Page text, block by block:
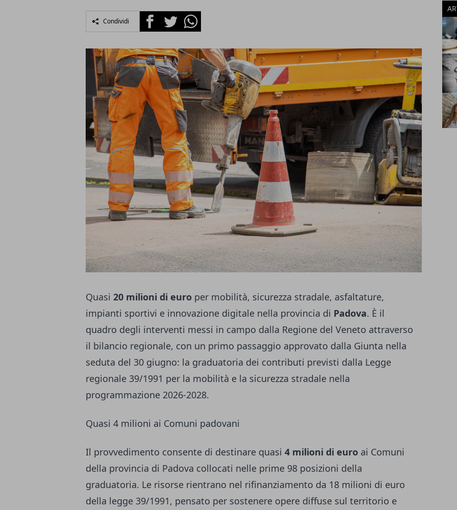
Condividi FacebookTwitterWhatsapp
Quasi 20 milioni di euro per mobilità, sicurezza stradale, asfaltature,
impianti sportivi e innovazione digitale nella provincia di Padova. È il
quadro degli interventi messi in campo dalla Regione del Veneto attraverso
il bilancio regionale, con un primo passaggio approvato dalla Giunta nella
seduta del 30 giugno: la graduatoria dei contributi previsti dalla Legge
regionale 39/1991 per la mobilità e la sicurezza stradale nella
programmazione 2026-2028.
Quasi 4 milioni ai Comuni padovani
Il provvedimento consente di destinare quasi 4 milioni di euro ai Comuni
della provincia di Padova collocati nelle prime 98 posizioni della
graduatoria. Le risorse rientrano nel rifinanziamento da 18 milioni di euro
della legge 39/1991, pensato per sostenere opere diffuse sul territorio e